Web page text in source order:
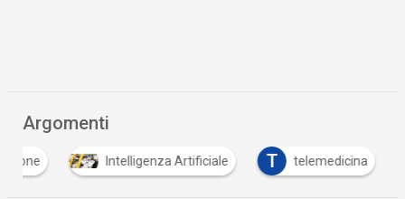
Argomenti
Intelligenza Artificiale T telemedicina